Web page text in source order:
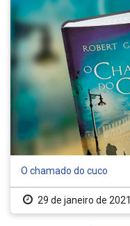
O chamado do cuco
29 de janeiro de 2021